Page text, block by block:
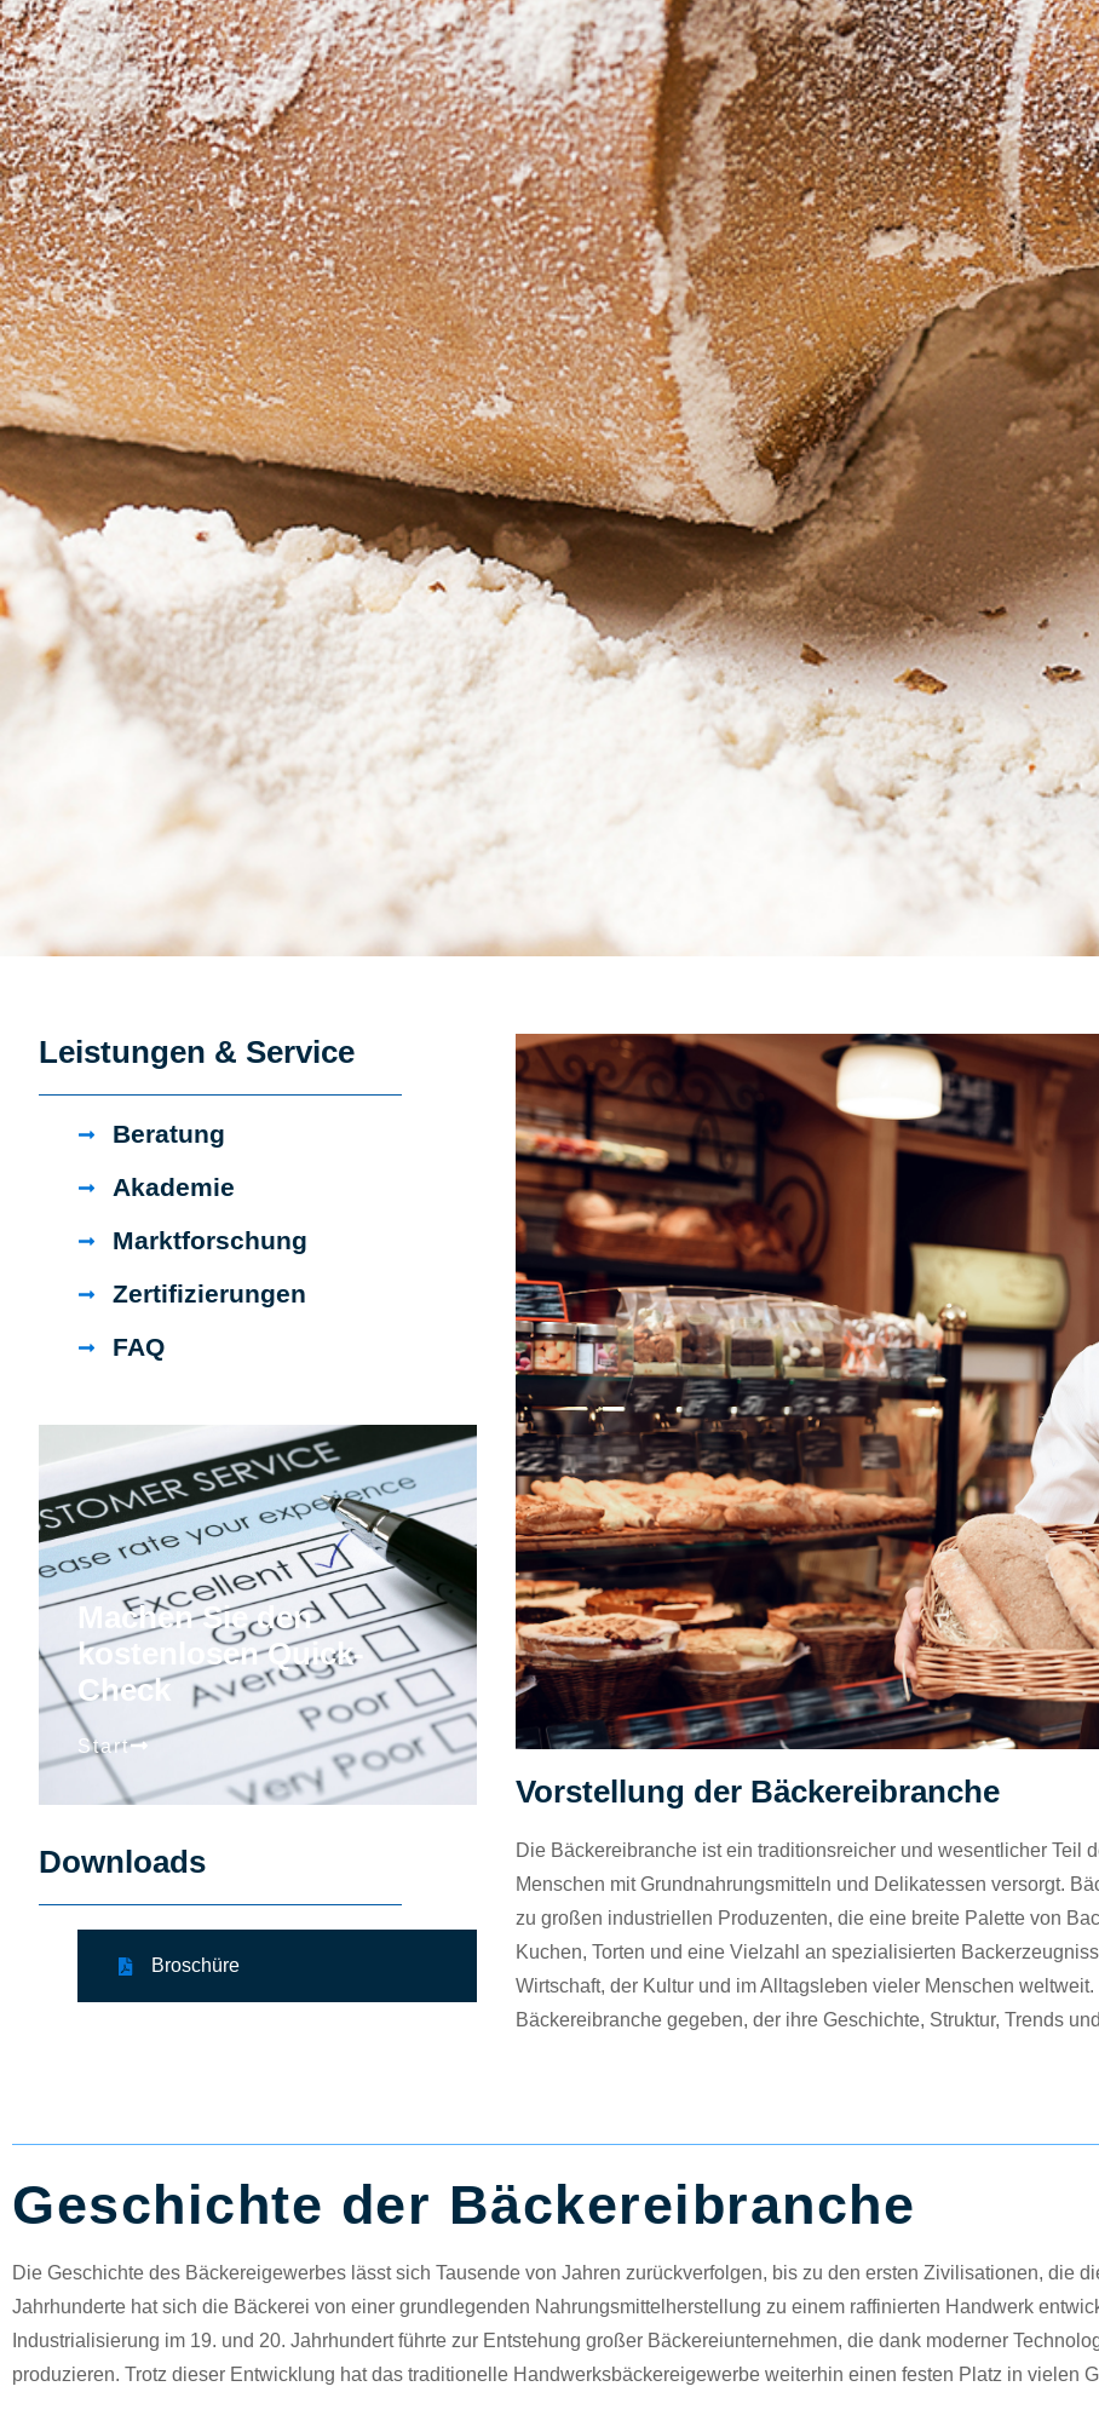
Leistungen & Service
Beratung
Akademie
Marktforschung
Zertifizierungen
FAQ
Machen Sie den
kostenlosen Quick-
Check
Start
Downloads
Broschüre
Vorstellung der Bäckereibranche
Die Bäckereibranche ist ein traditionsreicher und wesentlicher Teil
Menschen mit Grundnahrungsmitteln und Delikatessen versorgt.
zu großen industriellen Produzenten, die eine breite Palette von
Kuchen, Torten und eine Vielzahl an spezialisierten
Wirtschaft, der Kultur und im Alltagsleben vieler Menschen
Bäckereibranche gegeben, der ihre Geschichte, Struktur, Trends
Geschichte der Bäckereibranche
Die Geschichte des Bäckereigewerbes lässt sich Tausende von Jahren zurückverfolgen, bis zu den ersten Zivilisationen, die
Jahrhunderte hat sich die Bäckerei von einer grundlegenden Nahrungsmittelherstellung zu einem raffinierten Handwerk
Industrialisierung im 19. und 20. Jahrhundert führte zur Entstehung großer Bäckereiunternehmen, die dank moderner
produzieren. Trotz dieser Entwicklung hat das traditionelle Handwerksbäckereigewerbe weiterhin einen festen Platz in vielen